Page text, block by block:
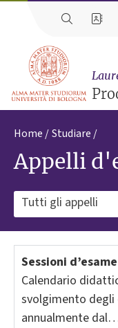
Home Studiare
Appelli
Tutti gli appelli
Sessioni
Calendario
svolgimento degli
annualmente